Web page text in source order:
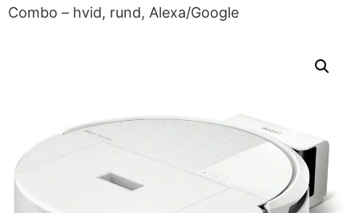
Combo – hvid, rund, Alexa/Google